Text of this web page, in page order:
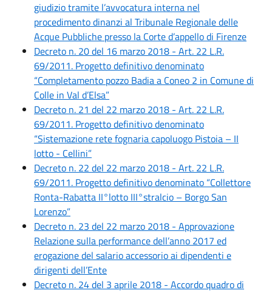
giudizio tramite l’avvocatura interna nel
procedimento dinanzi al Tribunale Regionale delle
Acque Pubbliche presso la Corte d’appello di Firenze
Decreto n. 20 del 16 marzo 2018 - Art. 22 L.R.
69/2011. Progetto definitivo denominato
“Completamento pozzo Badia a Coneo 2 in Comune di
Colle in Val d’Elsa”
Decreto n. 21 del 22 marzo 2018 - Art. 22 L.R.
69/2011. Progetto definitivo denominato
“Sistemazione rete fognaria capoluogo Pistoia – II
lotto - Cellini”
Decreto n. 22 del 22 marzo 2018 - Art. 22 L.R.
69/2011. Progetto definitivo denominato “Collettore
Ronta-Rabatta II°lotto III°stralcio – Borgo San
Lorenzo”
Decreto n. 23 del 22 marzo 2018 - Approvazione
Relazione sulla performance dell’anno 2017 ed
erogazione del salario accessorio ai dipendenti e
dirigenti dell’Ente
Decreto n. 24 del 3 aprile 2018 - Accordo quadro di